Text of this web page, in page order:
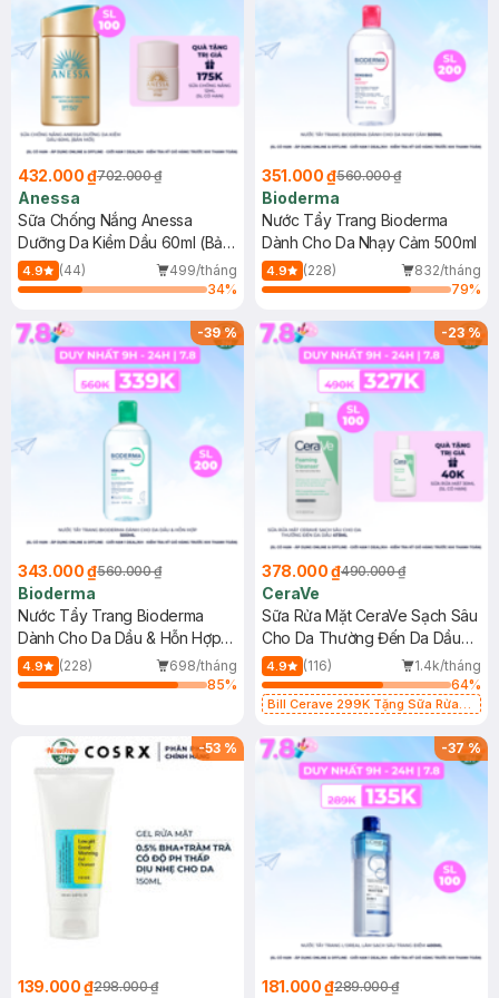
432.000 ₫702.000 ₫
Anessa
Sữa Chống Nắng Anessa
Dưỡng Da Kiềm Dầu 60ml (Bản
Mới)
4.9 (44)
499/tháng
34%
351.000 ₫560.000 ₫
Bioderma
Nước Tẩy Trang Bioderma
Dành Cho Da Nhạy Cảm 500ml
4.9 (228)
832/tháng
79%
-39%
343.000 ₫560.000 ₫
Bioderma
Nước Tẩy Trang Bioderma
Dành Cho Da Dầu & Hỗn Hợp
500ml
4.9 (228)
698/tháng
85%
-23%
378.000 ₫490.000 ₫
CeraVe
Sữa Rửa Mặt CeraVe Sạch Sâu
Cho Da Thường Đến Da Dầu
473ml
4.9 (116)
1.4k/tháng
64%
Bill Cerave 299K Tặng Sữa Rửa
-53 %
139.000 ₫298.000 ₫
-37%
181.000 ₫289.000 ₫